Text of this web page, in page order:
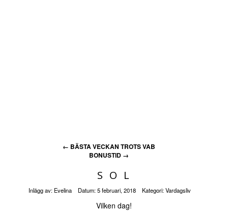
← BÄSTA VECKAN TROTS VAB
BONUSTID →
S O L
Inlägg av: Evelina Datum:5 februari, 2018 Kategori:Vardagsliv
Vilken dag!